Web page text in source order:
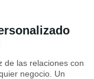
de las relaciones con
negocio. Un